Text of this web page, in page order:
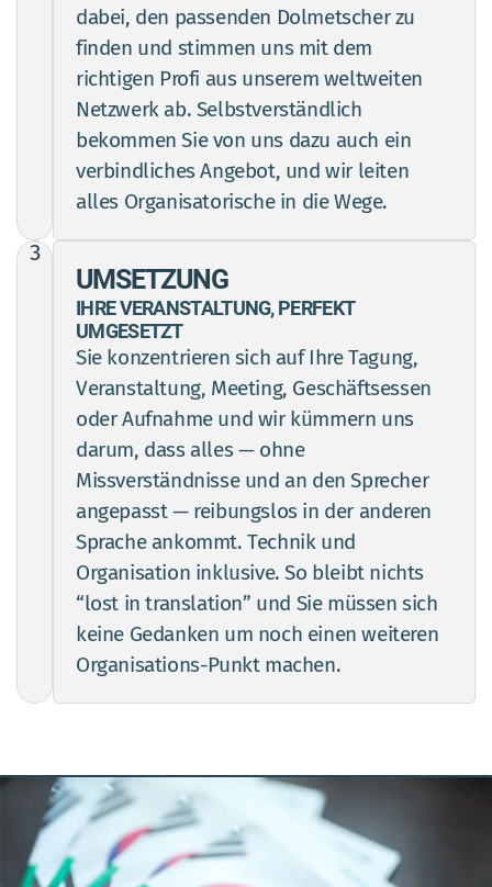
dabei, den passenden Dolmetscher zu
finden und stimmen uns mit dem
richtigen Profi aus unserem weltweiten
Netzwerk ab. Selbstverständlich
bekommen Sie von uns dazu auch ein
verbindliches Angebot, und wir leiten
alles Organisatorische in die Wege.
3
UMSETZUNG
IHRE VERANSTALTUNG, PERFEKT
UMGESETZT
Sie konzentrieren sich auf Ihre Tagung,
Veranstaltung, Meeting, Geschäftsessen
oder Aufnahme und wir kümmern uns
darum, dass alles — ohne
Missverständnisse und an den Sprecher
angepasst — reibungslos in der anderen
Sprache ankommt. Technik und
Organisation inklusive. So bleibt nichts
“lost in translation” und Sie müssen sich
keine Gedanken um noch einen weiteren
Organisations-Punkt machen.